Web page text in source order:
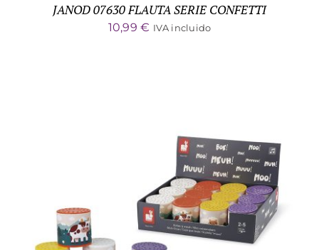
JANOD 07630 FLAUTA SERIE CONFETTI
10,99€ IVA incluido
ADD TO CART / DETALLES